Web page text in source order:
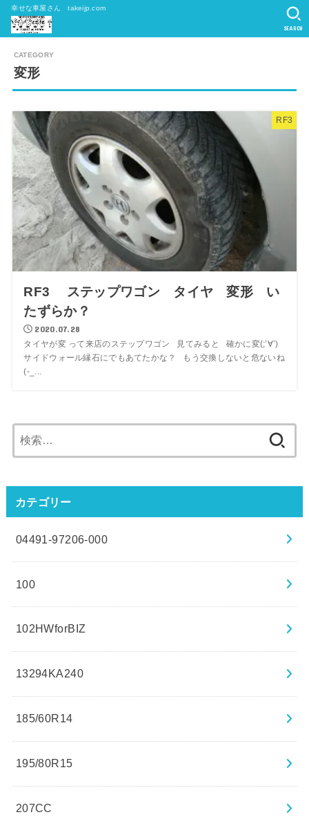
幸せな車屋さん takeijp.com
SEARCH
変形
RF3
RF3 ステップワゴン タイヤ 変形 い
たずらか？
2020.07.28
タイヤが変 って来店のステップワゴン 見てみると 確かに変(;’∀’)
サイドウォール縁石にでもあてたかな？ もう交換しないと危ないね
(-_...
索:
カテゴリー
04491-97206-000
100
102HWforBIZ
13294KA240
185/60R14
195/80R15
207CC